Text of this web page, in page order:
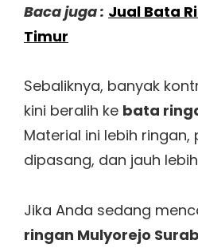
Baca juga : Jual Bata
Timur
Sebaliknya, banyak
kini beralih ke bata
Material ini lebih ringan,
dipasang, dan jauh
Jika Anda sedang
ringan Mulyorejo